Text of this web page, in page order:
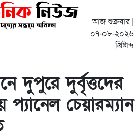
আজ শুক্রবার |
০৭-০৮-২০২৬
খ্রিষ্টাব্দ
দুপুরে দুর্বৃত্তদের
প্যানেল চেয়ারম্যান